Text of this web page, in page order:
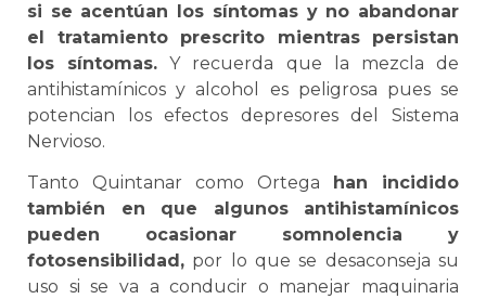
si se acentúan los síntomas y no abandonar
el tratamiento prescrito mientras persistan
los síntomas. Y recuerda que la mezcla de
antihistamínicos y alcohol es peligrosa pues se
potencian los efectos depresores del Sistema
Nervioso.
Tanto Quintanar como Ortega
han incidido
también en que algunos antihistamínicos
pueden ocasionar somnolencia y
fotosensibilidad, por lo que se desaconseja su
uso si se va a conducir o manejar maquinaria